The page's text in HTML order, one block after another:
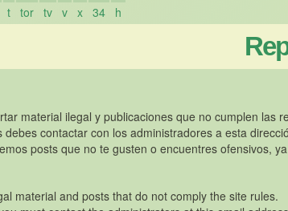
t tor tv v x 34 h
material ilegal y publicaciones que no cumplen las
contactar con los administradores a esta
posts que no te gusten o encuentres ofensivos,
material and posts that do not comply the site rules.